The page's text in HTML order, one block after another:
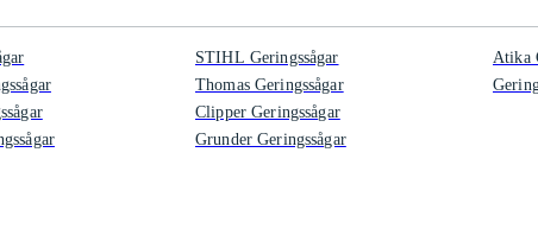
STIHL Geringssågar
Thomas Geringssågar
Clipper Geringssågar
Grunder Geringssågar
Atika